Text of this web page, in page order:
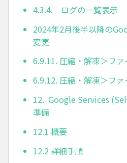
4.3.4. ログの一覧表示
2024年2月後半以降の
変更
6.9.11. 圧縮・解凍＞フ
6.9.12. 圧縮・解凍＞フ
12. Google Services
準備
12.1 概要
12.2 詳細手順